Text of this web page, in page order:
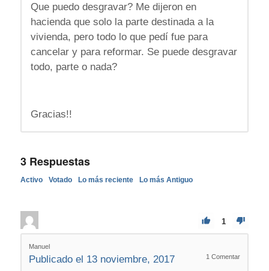
Que puedo desgravar? Me dijeron en
hacienda que solo la parte destinada a la
vivienda, pero todo lo que pedí fue para
cancelar y para reformar. Se puede desgravar
todo, parte o nada?
Gracias!!
3Respuestas
Activo Votado Lo más reciente Lo más Antiguo
1
Manuel
Publicado el 13 noviembre, 2017 1 Comentar